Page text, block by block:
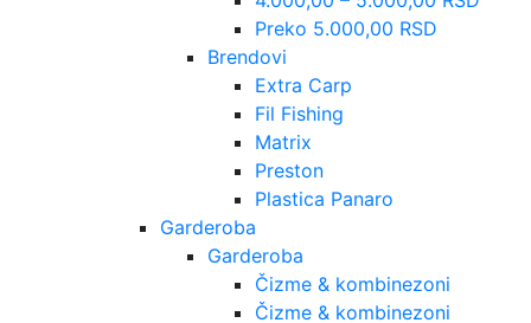
Preko 5.000,00 RSD
Brendovi
Extra Carp
Fil Fishing
Matrix
Preston
Plastica Panaro
Garderoba
Garderoba
Čizme & kombinezoni
Čizme & kombinezoni